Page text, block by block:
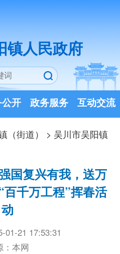
镇人民政府
开 政务服务 互动交流
（街道） > 吴川市吴阳镇
国复兴有我，送万
千万工程”挥春活
动
01-21 17:53:31
：本网